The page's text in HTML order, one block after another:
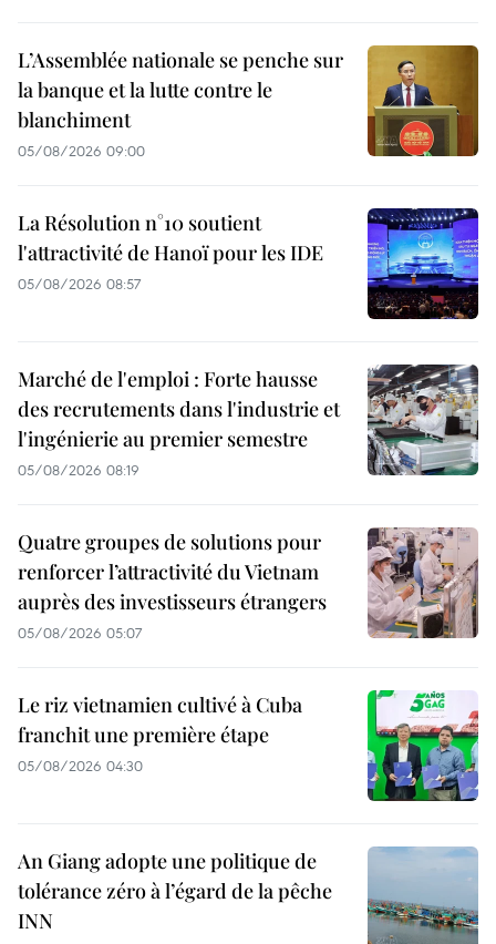
L’Assemblée nationale se penche sur
la banque et la lutte contre le
blanchiment
05/08/2026 09:00
La Résolution n°10 soutient
l'attractivité de Hanoï pour les IDE
05/08/2026 08:57
Marché de l'emploi : Forte hausse
des recrutements dans l'industrie et
l'ingénierie au premier semestre
05/08/2026 08:19
Quatre groupes de solutions pour
renforcer l’attractivité du Vietnam
auprès des investisseurs étrangers
05/08/2026 05:07
Le riz vietnamien cultivé à Cuba
franchit une première étape
05/08/2026 04:30
An Giang adopte une politique de
tolérance zéro à l’égard de la pêche
INN